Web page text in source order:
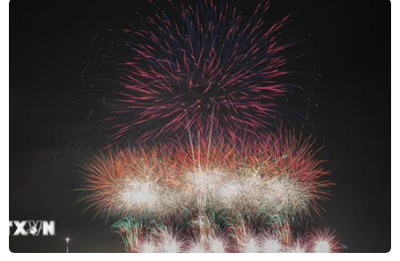
sát của các chuyên gia và được cơ quan quản lý
môn thể thao của họ chấp thuận.
Chính phủ Nhật Bản và ủy ban tổ chức đã quyết
định cho phép các vận động viên tham gia nếu
họ có kết quả xét nghiệm PCR âm tính 6 giờ
trước khi thi đấu.
Ngày 19/7, phát biểu với báo giới, người phát
ngôn Ủy ban Tổ chức Olympic Tokyo 2020, ông